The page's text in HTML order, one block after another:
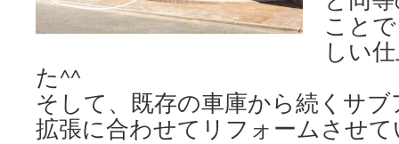
こと
しい
た^^
そして、既存の車庫から続くサ
拡張に合わせてリフォームさせ